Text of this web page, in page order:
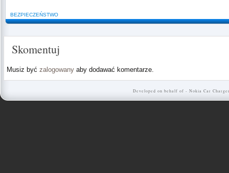
BEZPIECZEŃSTWO
Skomentuj
Musiz być zalogowany aby dodawać komentarze.
Developed on behalf of - Nokia Car